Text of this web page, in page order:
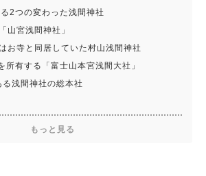
2つの変わった浅間神社
山宮浅間神社」
お寺と同居していた村山浅間神社
所有する「富士山本宮浅間大社」
浅間神社の総本社
もっと見る